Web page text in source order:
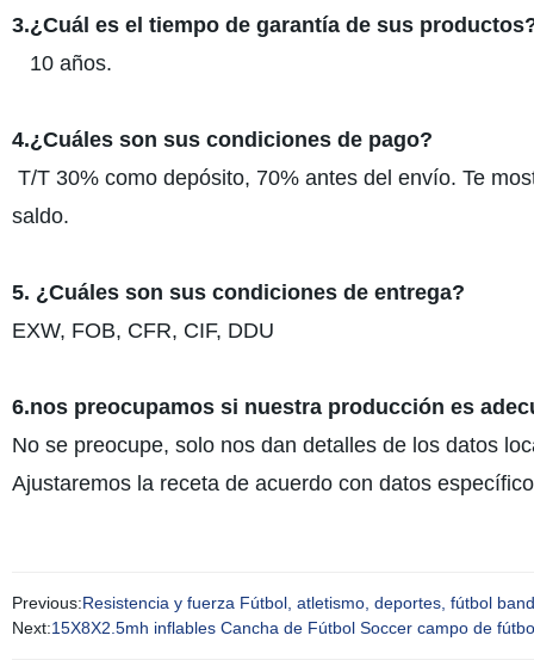
3.¿Cuál es el tiempo de garantía de sus
10 años.
4.¿Cuáles son sus condiciones de pago?
T/T 30% como depósito, 70% antes del envío. Te
saldo.
5. ¿Cuáles son sus condiciones de entrega?
EXW, FOB, CFR, CIF, DDU
6.nos preocupamos si nuestra producción es
No se preocupe, solo nos dan detalles de los datos
Ajustaremos la receta de acuerdo con datos
Previous:Resistencia y fuerza Fútbol, atletismo, deportes, fútbol
Next:15X8X2.5mh inflables Cancha de Fútbol Soccer campo de